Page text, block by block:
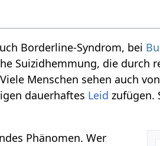
Borderline-Syndrom, bei
Suizidhemmung, die durch
Menschen sehen auch von
dauerhaftes Leid zufügen.
Phänomen. Wer